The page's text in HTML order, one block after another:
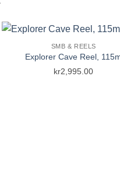
SMB & REELS
Explorer Cave Reel,
kr2,995.00